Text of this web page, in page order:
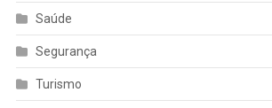
Saúde
Segurança
Turismo